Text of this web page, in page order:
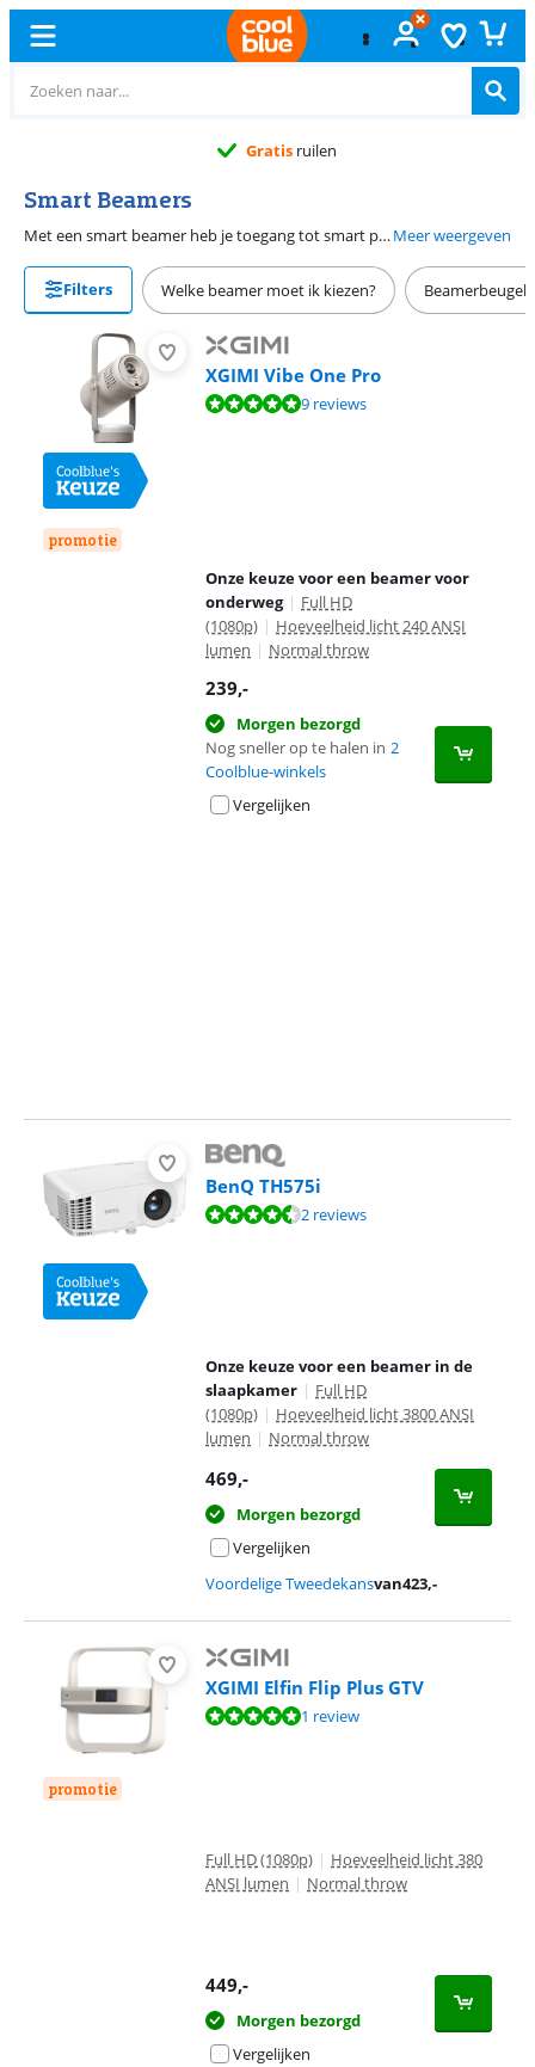
Gratis ruilen
Smart Beamers
Met een smart beamer heb je toegang tot smart platforms via internet en stream je films, series of video’s. Zo heb je geen externe apparaten nodig om iets te projecteren. Je bekijkt dan bijvoorbeeld je favoriete serie met Netflix of video’s op YouTube. Deze beamers hebben meestal ingebouwde wifi, zodat je ze gemakkelijk draadloos met internet verbindt. Het type smart platform verschilt per beamer. Niet alle beamers ondersteunen daarom dezelfde apps en functies. Let dus goed op wat je nodig hebt, wanneer je een smart beamer kiest.Meer weergeven
Filters Welke beamer moet ik kiezen? Beamerbeugels
promotie
XGIMI Vibe One Pro
Beoordeling is 9,7 van de 10, gebaseerd op 9 reviews.
9 reviews
Onze keuze voor een beamer voor
onderweg | Full HD
(1080p) | Hoeveelheid licht 240 ANSI
lumen | Normal throw
239,-
Morgen bezorgd
Nog sneller op te halen in 2
Coolblue-winkels
Vergelijken
BenQ TH575i
Beoordeling is 9,0 van de 10, gebaseerd op 2 reviews.
2 reviews
Onze keuze voor een beamer in de
slaapkamer | Full HD
(1080p) | Hoeveelheid licht 3800 ANSI
lumen | Normal throw
469,-
Morgen bezorgd
Vergelijken
Voordelige Tweedekansvan423,-
promotie
XGIMI Elfin Flip Plus GTV
Beoordeling is 10 van de 10, gebaseerd op 1 review.
1 review
Full HD (1080p) | Hoeveelheid licht 380
ANSI lumen | Normal throw
449,-
Morgen bezorgd
Vergelijken